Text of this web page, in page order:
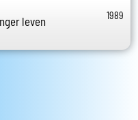
leven
1989